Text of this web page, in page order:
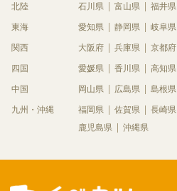
北陸 石川県 富山県 福井県
東海 愛知県 静岡県 岐阜県
関西 大阪府 兵庫県 京都府
四国 愛媛県 香川県 高知県
中国 岡山県 広島県 島根県
九州・沖縄 福岡県 佐賀県 長崎県
鹿児島県
沖縄県